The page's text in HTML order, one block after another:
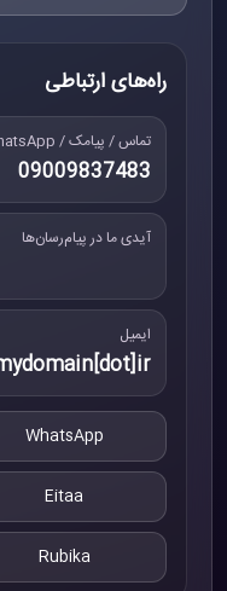
راه‌های ارتباطی
تماس / پیامک / WhatsApp
09009837483
آیدی ما در پیام‌رسان‌ها
ایمیل
WhatsApp
Eitaa
Rubika